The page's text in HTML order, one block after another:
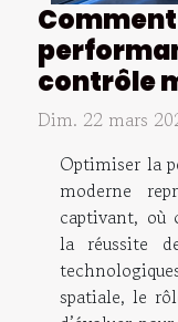
contrôle
Dim. 22 mars
Optimiser la
moderne
captivant, où
la réussite
spatiale, le